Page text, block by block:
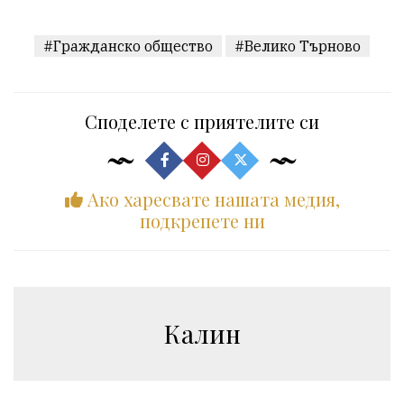
#Гражданско общество #Велико Търново
Споделете с приятелите си
Ако харесвате нашата медия,
подкрепете ни
Калин